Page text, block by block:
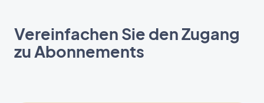
Vereinfachen Sie den Zugang
zu Abonnements